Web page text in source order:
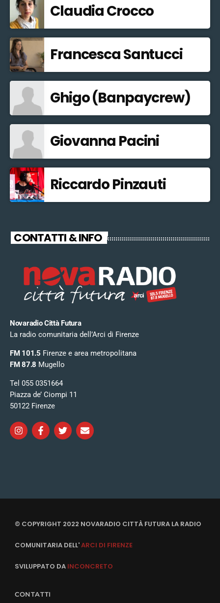
Claudia Crocco
Francesca Santucci
Ghigo (Banpaycrew)
Giovanna Pacini
Riccardo Pinzauti
CONTATTI & INFO
Novaradio Città Futura
La radio comunitaria dell’Arci di Firenze
FM 101.5 Firenze e area metropolitana
FM 87.8 Mugello
Tel 055 0351664
Piazza de’ Ciompi 11
50122 Firenze
© COPYRIGHT 2022 NOVARADIO CITTÀ FUTURA LA RADIO
COMUNITARIA DELL'ARCI DI FIRENZE
SVILUPPATO DA INCONCRETO
CONTATTI